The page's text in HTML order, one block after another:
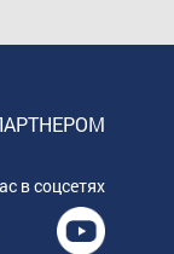
в соцсетях